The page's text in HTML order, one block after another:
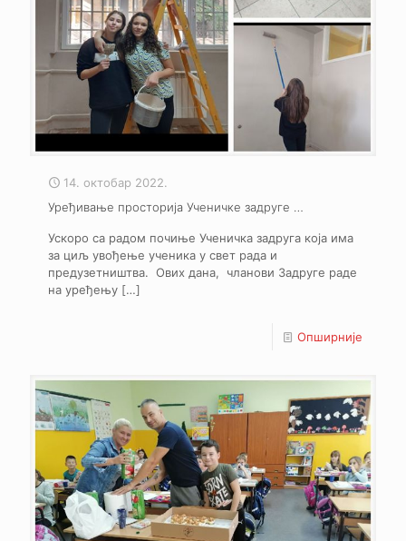
14. октобар 2022.
Уређивање просторија Ученичке задруге …
Ускоро са радом почиње Ученичка задруга која има
за циљ увођење ученика у свет рада и
предузетништва. Ових дана, чланови Задруге раде
на уређењу […]
Опширније